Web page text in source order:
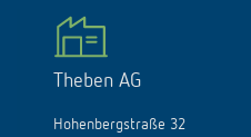
Theben AG
Hohenbergstraße 32